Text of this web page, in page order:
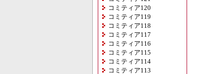
コミティア120
コミティア119
コミティア118
コミティア117
コミティア116
コミティア115
コミティア114
コミティア113